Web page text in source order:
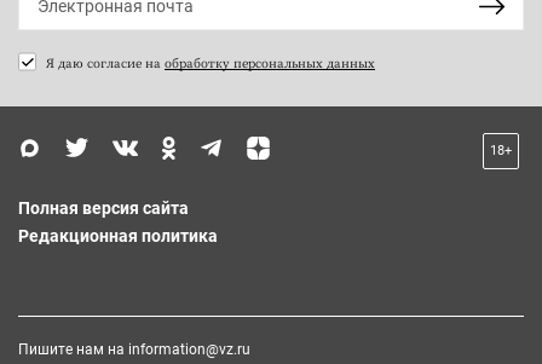
Я даю согласие на обработку персональных данных
18+
Полная версия сайта
Редакционная политика
Пишите нам на information@vz.ru